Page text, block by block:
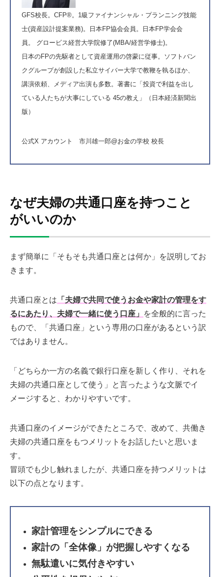
GFS校長。CFP®。1級ファイナンシャル・プランニング技能
士(資産設計提案業務)。
日本FP協会会員。日本FP学会会
員。 グロービス経営大学院修了(MBA/経営学修士)。
日本のFPの先駆者として資産運用の啓蒙に従事。ソフトバン
クグループが創設した私立サイバー大学で教鞭を執るほか、
講演依頼、メディア出演も多数。著書に 「投資で利益を出し
ている人たちが大事にしている 45の教え」（日本経済新聞出
版）
公式X アカウント 市川雄一郎@お金の学校 校長
なぜ夫婦の共通口座を持つこと
がいいのか
まず簡単に「そもそも共通口座とは何か」を説明してお
きます。
共通口座とは 「夫婦で共同で使うお金や家計の管理をす
るにあたり、夫婦で一緒に使う口座」
を全般的に言った
もので、「共通口座」という専用の口座があるという訳
ではありません。
「どちらか一方の名義で銀行口座を新しく作り、それを
夫婦の共通口座として使う」と言ったような文脈でイ
メージすると、わかりやすいです。
共通口座のイメージができたところで、改めて、共働き
夫婦の共通口座をもつメリットをお話したいと思いま
す。
冒頭でも少し触れましたが、共通口座を持つメリットは
以下の点となります。
家計管理をシンプルにできる
家計の「全体像」が把握しやすくなる
無駄遣いに気付きやすい